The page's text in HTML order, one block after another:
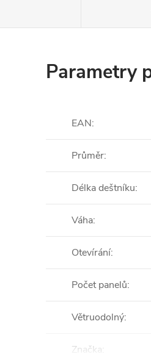
Parametry
EAN:
Průměr:
Délka deštníku:
Váha:
Otevírání:
Počet panelů:
Větruodolný:
Značka: